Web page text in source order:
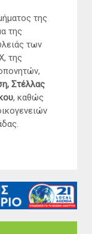
της
της
των
της
Στέλλας
, καθώς